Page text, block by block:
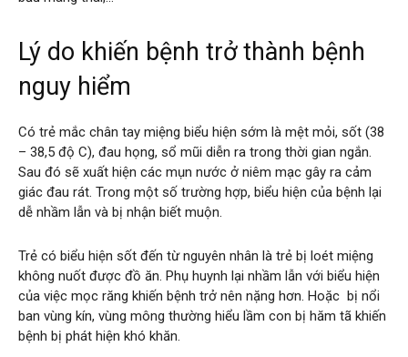
Lý do khiến bệnh trở thành bệnh
nguy hiểm
Có trẻ mắc chân tay miệng biểu hiện sớm là mệt mỏi, sốt (38
– 38,5 độ C), đau họng, sổ mũi diễn ra trong thời gian ngắn.
Sau đó sẽ xuất hiện các mụn nước ở niêm mạc gây ra cảm
giác đau rát. Trong một số trường hợp, biểu hiện của bệnh lại
dễ nhầm lẫn và bị nhận biết muộn.
Trẻ có biểu hiện sốt đến từ nguyên nhân là trẻ bị loét miệng
không nuốt được đồ ăn. Phụ huynh lại nhầm lẫn với biểu hiện
của việc mọc răng khiến bệnh trở nên nặng hơn. Hoặc bị nổi
ban vùng kín, vùng mông thường hiểu lầm con bị hăm tã khiến
bệnh bị phát hiện khó khăn.